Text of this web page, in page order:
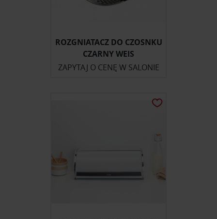
ROZGNIATACZ DO CZOSNKU
CZARNY WEIS
ZAPYTAJ O CENĘ W SALONIE